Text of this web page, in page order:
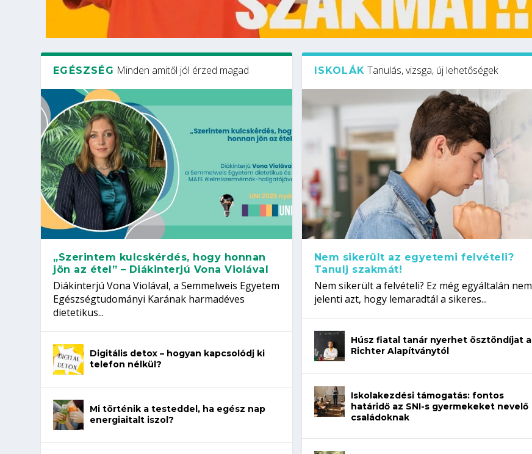
EGÉSZSÉG Minden amitől jól érzed magad
„Szerintem kulcskérdés, hogy honnan
jön az étel” – Diákinterjú Vona Violával
Diákinterjú Vona Violával, a Semmelweis Egyetem
Egészségtudományi Karának harmadéves
dietetikus...
Digitális detox – hogyan kapcsolódj ki
telefon nélkül?
Mi történik a testeddel, ha egész nap
energiaitalt iszol?
ISKOLÁK Tanulás, vizsga, új lehetőségek
Nem sikerült az egyetemi felvételi?
Tanulj szakmát!
Nem sikerült a felvételi? Ez még egyáltalán nem
jelenti azt, hogy lemaradtál a sikeres...
Húsz fiatal tanár nyerhet ösztöndíjat a
Richter Alapítványtól
Iskolakezdési támogatás: fontos
határidő az SNI-s gyermekeket nevelő
családoknak